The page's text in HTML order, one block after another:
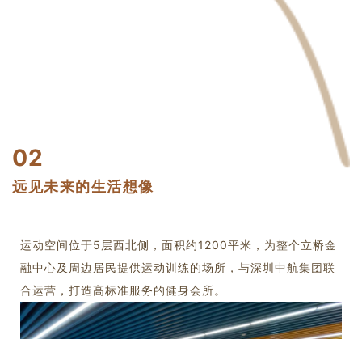
02
远见未来的生活想像
运动空间位于5层西北侧，面积约1200平米，为整个立桥金
融中心及周边居民提供运动训练的场所，与深圳中航集团联
合运营，打造高标准服务的健身会所。